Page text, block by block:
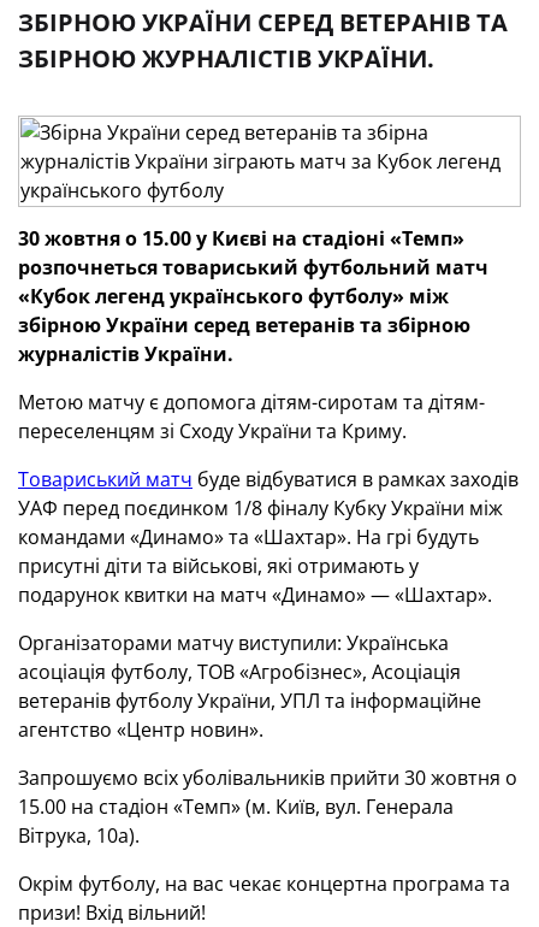
ЗБІРНОЮ УКРАЇНИ СЕРЕД ВЕТЕРАНІВ ТА
ЗБІРНОЮ ЖУРНАЛІСТІВ УКРАЇНИ.
30 жовтня о 15.00 у Києві на стадіоні «Темп»
розпочнеться товариський футбольний матч
«Кубок легенд українського футболу» між
збірною України серед ветеранів та збірною
журналістів України.
Метою матчу є допомога дітям-сиротам та дітям-
переселенцям зі Сходу України та Криму.
Товариський матч буде відбуватися в рамках заходів
УАФ перед поєдинком 1/8 фіналу Кубку України між
командами «Динамо» та «Шахтар». На грі будуть
присутні діти та військові, які отримають у
подарунок квитки на матч «Динамо» — «Шахтар».
Організаторами матчу виступили: Українська
асоціація футболу, ТОВ «Агробізнес», Асоціація
ветеранів футболу України, УПЛ та інформаційне
агентство «Центр новин».
Запрошуємо всіх уболівальників прийти 30 жовтня о
15.00 на стадіон «Темп» (м. Київ, вул. Генерала
Вітрука, 10а).
Окрім футболу, на вас чекає концертна програма та
призи! Вхід вільний!